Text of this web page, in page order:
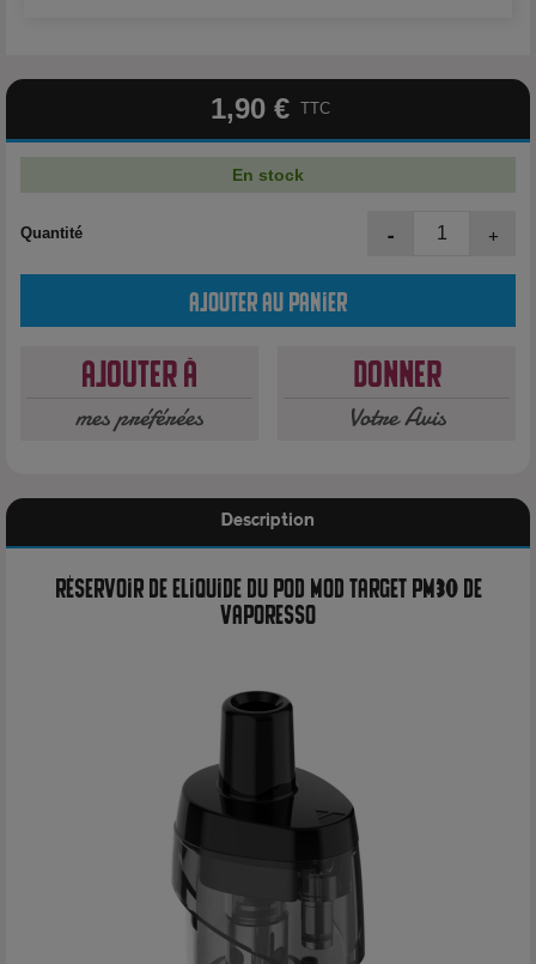
1,90 € TTC
En stock
Quantité - +
Ajouter au panier
Ajouter à
mes préférées
Donner
Votre Avis
Description
Réservoir de eliquide du pod mod Target PM30 de
Vaporesso